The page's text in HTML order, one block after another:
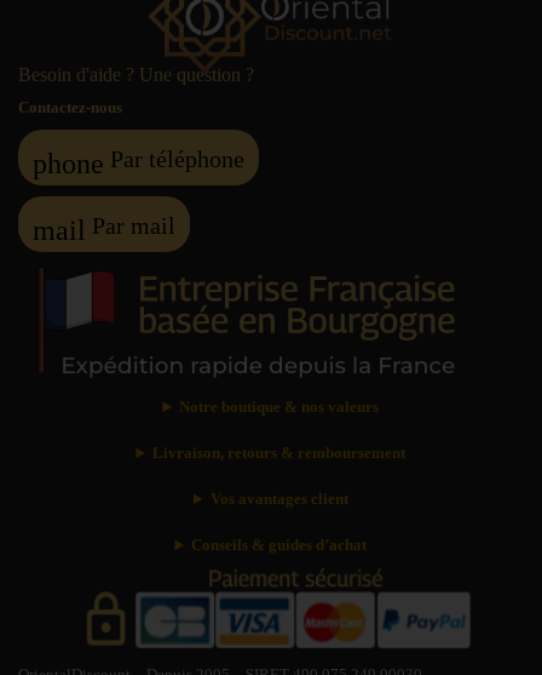
Besoin d'aide ? Une question ?
Contactez-nous
phone Par téléphone
mail Par mail
Notre boutique & nos valeurs
Livraison, retours & remboursement
Vos avantages client
Conseils & guides d’achat